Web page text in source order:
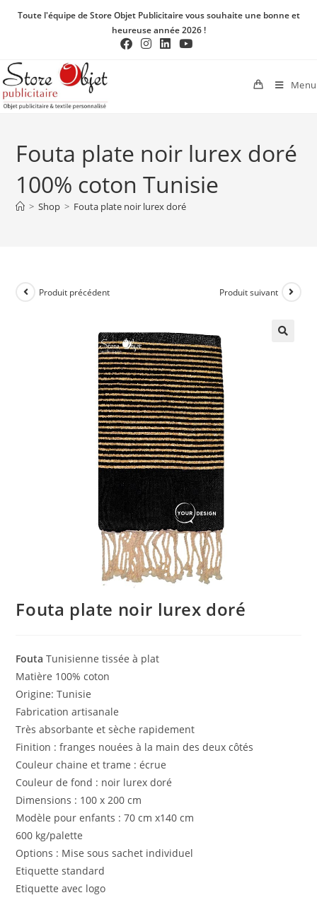
Toute l'équipe de Store Objet Publicitaire vous souhaite une bonne et
heureuse année 2026 !
Menu
Fouta plate noir lurex doré
100% coton Tunisie
> Shop > Fouta plate noir lurex doré
Produit précédent Produit suivant
Fouta plate noir lurex doré
Fouta Tunisienne tissée à plat
Matière 100% coton
Origine: Tunisie
Fabrication artisanale
Très absorbante et sèche rapidement
Finition : franges nouées à la main des deux côtés
Couleur chaine et trame : écrue
Couleur de fond : noir lurex doré
Dimensions : 100 x 200 cm
Modèle pour enfants : 70 cm x140 cm
600 kg/palette
Options : Mise sous sachet individuel
Etiquette standard
Etiquette avec logo